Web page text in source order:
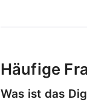
Häufige
Was ist das